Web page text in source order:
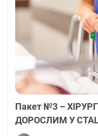
Пакет №3 –
ДОРОСЛИМ У